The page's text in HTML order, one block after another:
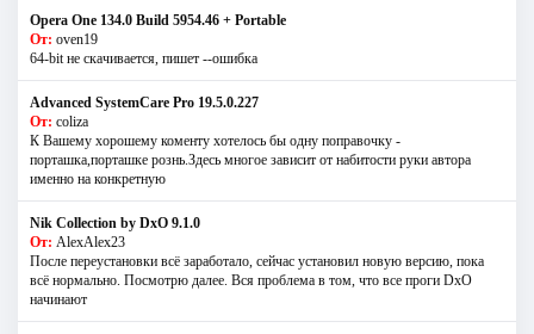
Opera One 134.0 Build 5954.46 + Portable
От: oven19
64-bit не скачивается, пишет --ошибка
Advanced SystemCare Pro 19.5.0.227
От: coliza
К Вашему хорошему коменту хотелось бы одну поправочку -
порташка,порташке рознь.Здесь многое зависит от набитости руки автора
именно на конкретную
Nik Collection by DxO 9.1.0
От: AlexAlex23
После переустановки всё заработало, сейчас установил новую версию, пока
всё нормально. Посмотрю далее. Вся проблема в том, что все проги DxO
начинают